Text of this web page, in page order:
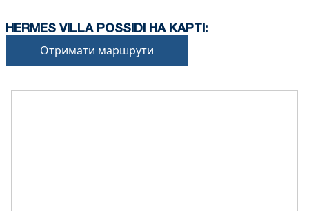
HERMES VILLA POSSIDI НА КАРТІ:
Отримати маршрути